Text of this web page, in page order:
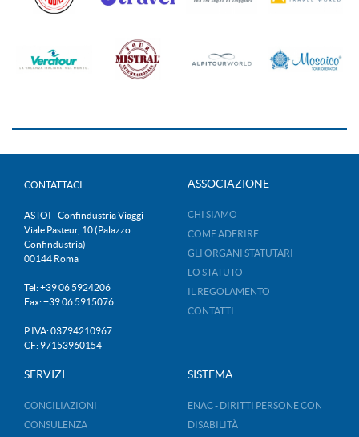
CONTATTACI
ASTOI - Confindustria Viaggi
Viale Pasteur, 10 (Palazzo
Confindustria)
00144 Roma
Tel: +39 06 5924206
Fax: +39 06 5915076
P.IVA: 03794210967
CF: 97153960154
ASSOCIAZIONE
CHI SIAMO
COME ADERIRE
GLI ORGANI STATUTARI
LO STATUTO
IL REGOLAMENTO
CONTATTI
SERVIZI
CONCILIAZIONI
CONSULENZA
SISTEMA
ENAC - DIRITTI PERSONE CON
DISABILITÀ